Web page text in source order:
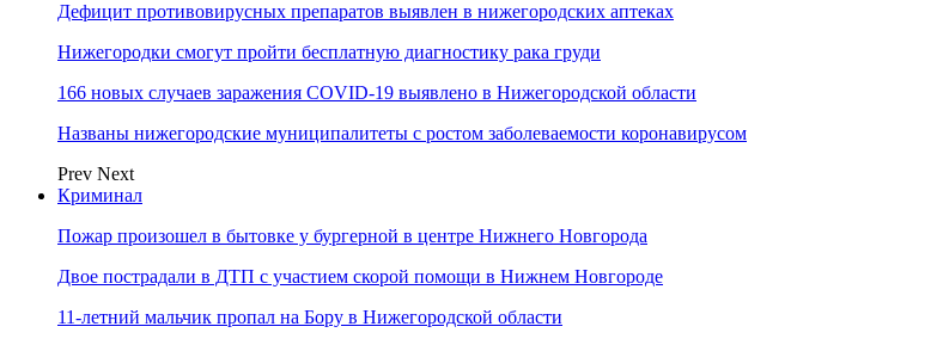
Дефицит противовирусных препаратов выявлен в нижегородских аптеках
Нижегородки смогут пройти бесплатную диагностику рака груди
166 новых случаев заражения COVID-19 выявлено в Нижегородской области
Названы нижегородские муниципалитеты с ростом заболеваемости коронавирусом
Prev Next
Криминал
Пожар произошел в бытовке у бургерной в центре Нижнего Новгорода
Двое пострадали в ДТП с участием скорой помощи в Нижнем Новгороде
11-летний мальчик пропал на Бору в Нижегородской области